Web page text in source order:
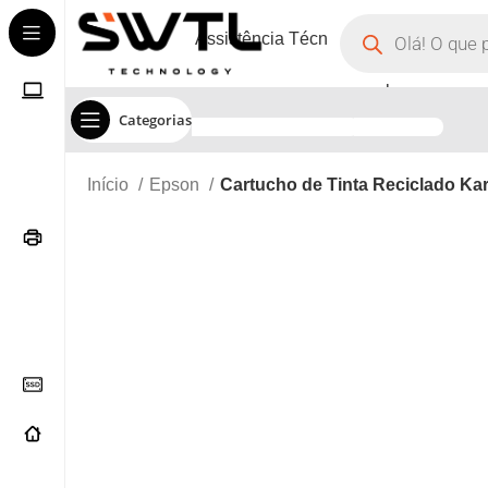
Categorias
Assistência Técnica
Início Epson Cartucho de Tinta Reciclado